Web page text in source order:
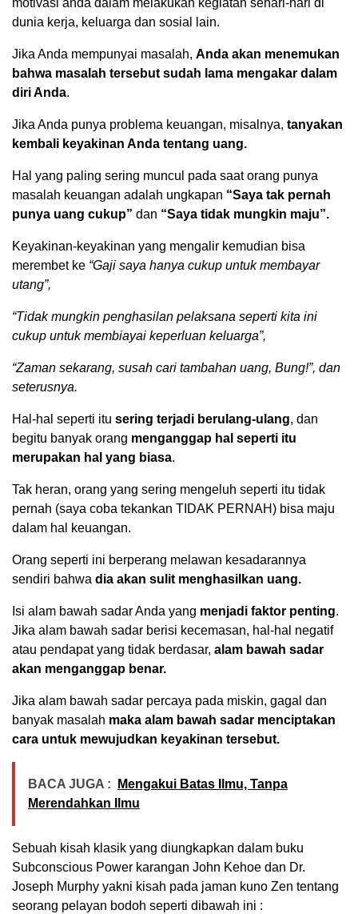
motivasi anda dalam melakukan kegiatan sehari-hari di
dunia kerja, keluarga dan sosial lain.
Jika Anda mempunyai masalah, Anda akan menemukan
bahwa masalah tersebut sudah lama mengakar dalam
diri Anda.
Jika Anda punya problema keuangan, misalnya, tanyakan
kembali keyakinan Anda tentang uang.
Hal yang paling sering muncul pada saat orang punya
masalah keuangan adalah ungkapan “Saya tak pernah
punya uang cukup” dan “Saya tidak mungkin maju”.
Keyakinan-keyakinan yang mengalir kemudian bisa
merembet ke “Gaji saya hanya cukup untuk membayar
utang”,
“Tidak mungkin penghasilan pelaksana seperti kita ini
cukup untuk membiayai keperluan keluarga”,
“Zaman sekarang, susah cari tambahan uang, Bung!”, dan
seterusnya.
Hal-hal seperti itu sering terjadi berulang-ulang, dan
begitu banyak orang menganggap hal seperti itu
merupakan hal yang biasa.
Tak heran, orang yang sering mengeluh seperti itu tidak
pernah (saya coba tekankan TIDAK PERNAH) bisa maju
dalam hal keuangan.
Orang seperti ini berperang melawan kesadarannya
sendiri bahwa dia akan sulit menghasilkan uang.
Isi alam bawah sadar Anda yang menjadi faktor penting.
Jika alam bawah sadar berisi kecemasan, hal-hal negatif
atau pendapat yang tidak berdasar, alam bawah sadar
akan menganggap benar.
Jika alam bawah sadar percaya pada miskin, gagal dan
banyak masalah maka alam bawah sadar menciptakan
cara untuk mewujudkan keyakinan tersebut.
BACA JUGA :
Mengakui Batas Ilmu, Tanpa
Merendahkan Ilmu
Sebuah kisah klasik yang diungkapkan dalam buku
Subconscious Power karangan John Kehoe dan Dr.
Joseph Murphy yakni kisah pada jaman kuno Zen tentang
seorang pelayan bodoh seperti dibawah ini :